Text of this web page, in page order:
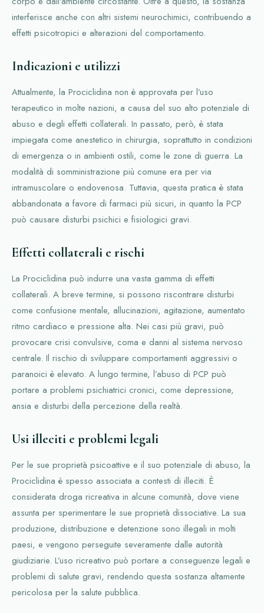
interferisce anche con altri sistemi neurochimici, contribuendo a
effetti psicotropici e alterazioni del comportamento.
Indicazioni e utilizzi
Attualmente, la Prociclidina non è approvata per l’uso
terapeutico in molte nazioni, a causa del suo alto potenziale di
abuso e degli effetti collaterali. In passato, però, è stata
impiegata come anestetico in chirurgia, soprattutto in condizioni
di emergenza o in ambienti ostili, come le zone di guerra. La
modalità di somministrazione più comune era per via
intramuscolare o endovenosa. Tuttavia, questa pratica è stata
abbandonata a favore di farmaci più sicuri, in quanto la PCP
può causare disturbi psichici e fisiologici gravi.
Effetti collaterali e rischi
La Prociclidina può indurre una vasta gamma di effetti
collaterali. A breve termine, si possono riscontrare disturbi
come confusione mentale, allucinazioni, agitazione, aumentato
ritmo cardiaco e pressione alta. Nei casi più gravi, può
provocare crisi convulsive, coma e danni al sistema nervoso
centrale. Il rischio di sviluppare comportamenti aggressivi o
paranoici è elevato. A lungo termine, l’abuso di PCP può
portare a problemi psichiatrici cronici, come depressione,
ansia e disturbi della percezione della realtà.
Usi illeciti e problemi legali
Per le sue proprietà psicoattive e il suo potenziale di abuso, la
Prociclidina è spesso associata a contesti di illeciti. È
considerata droga ricreativa in alcune comunità, dove viene
assunta per sperimentare le sue proprietà dissociative. La sua
produzione, distribuzione e detenzione sono illegali in molti
paesi, e vengono perseguite severamente dalle autorità
giudiziarie. L’uso ricreativo può portare a conseguenze legali e
problemi di salute gravi, rendendo questa sostanza altamente
pericolosa per la salute pubblica.